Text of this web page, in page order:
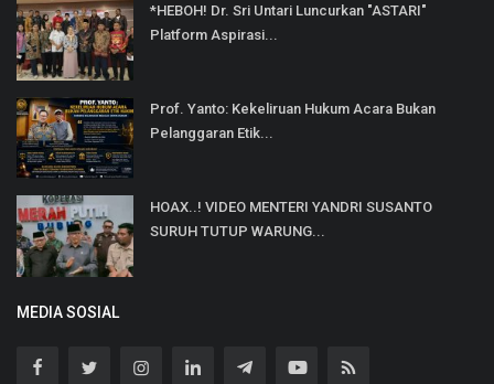
*HEBOH! Dr. Sri Untari Luncurkan "ASTARI"
Platform Aspirasi...
Prof. Yanto: Kekeliruan Hukum Acara Bukan
Pelanggaran Etik...
HOAX..! VIDEO MENTERI YANDRI SUSANTO
SURUH TUTUP WARUNG...
MEDIA SOSIAL